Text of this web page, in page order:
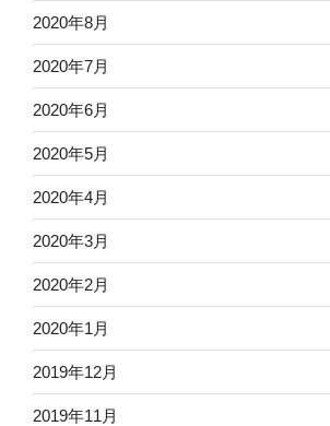
2020年8月
2020年7月
2020年6月
2020年5月
2020年4月
2020年3月
2020年2月
2020年1月
2019年12月
2019年11月